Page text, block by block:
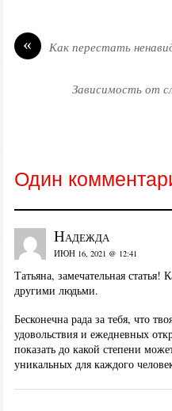
« Как перестать
Зависимость от
Один
Надежда
ИЮН 16, 2021 @ 12:41
Татьяна, замечательная
другими людьми.
Бесконечна рада за тебя, что
удовольствия и ежедневных
показать до какой степени
уникальных для каждого